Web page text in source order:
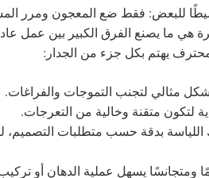
للبعض: فقط ضع المعجون ومرر
هي ما يصنع الفرق الكبير بين عمل
يهتم بكل جزء من الجدار:
مثالي لتجنب التموجات والفراغات.
لتكون متقنة وخالية من التعرجات.
بدقة حسب متطلبات التصميم،
ومتجانسًا يسهل عملية الدهان أو